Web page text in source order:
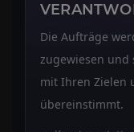
Die Aufträge
zugewiesen und
mit Ihren Zielen
übereinstimmt.